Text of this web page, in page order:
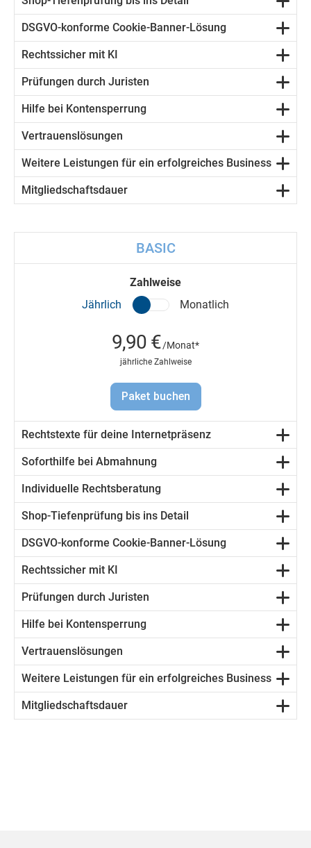
DSGVO-konforme Cookie-Banner-Lösung
Rechtssicher mit KI
Prüfungen durch Juristen
Hilfe bei Kontensperrung
Vertrauenslösungen
Weitere Leistungen für ein erfolgreiches Business
Mitgliedschaftsdauer
BASIC
Rechtstexte für deine Internetpräsenz
Soforthilfe bei Abmahnung
Individuelle Rechtsberatung
Shop-Tiefenprüfung bis ins Detail
DSGVO-konforme Cookie-Banner-Lösung
Rechtssicher mit KI
Prüfungen durch Juristen
Hilfe bei Kontensperrung
Vertrauenslösungen
Weitere Leistungen für ein erfolgreiches Business
Mitgliedschaftsdauer
Zahlweise
Jährlich
Monatlich
9,90 €/Monat*
jährliche Zahlweise
Paket buchen